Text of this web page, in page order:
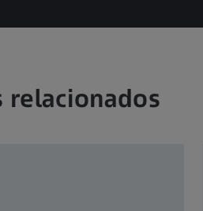
relacionados